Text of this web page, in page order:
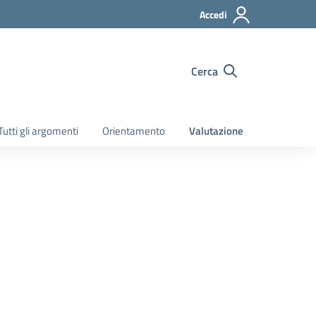
Accedi
Cerca
gli argomenti Orientamento Valutazione